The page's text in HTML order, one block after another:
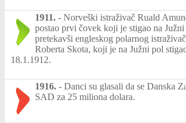
1911. - Norveški istraživač Ruald
postao prvi čovek koji je stigao na Južni
pretekavši engleskog polarnog
Roberta Skota, koji je na Južni pol
18.1.1912.
1916. - Danci su glasali da se Danska
SAD za 25 miliona dolara.